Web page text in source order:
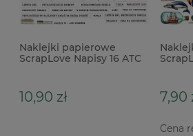
Naklejki papierowe
ScrapLove Napisy 16 ATC
10,90 zł 7,90
Cena